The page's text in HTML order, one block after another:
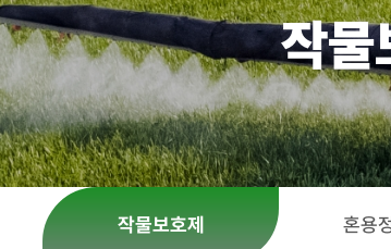
한국삼공소개
CEO 인사말
회사연혁
오시는 길
작물보호제
혼용정보 검색
구입처 검색
작물보호제의 이
병해충도감
잡초도감
농업 가이드
작물
작물보호제 혼용